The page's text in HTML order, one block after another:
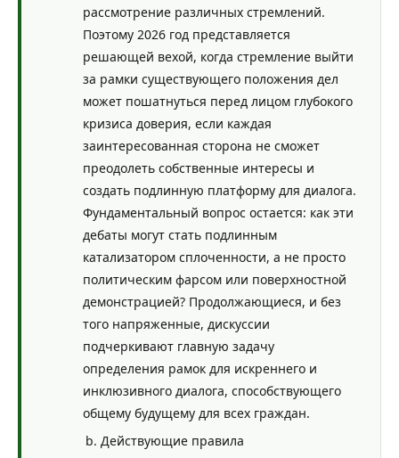
рассмотрение различных стремлений.
Поэтому 2026 год представляется
решающей вехой, когда стремление выйти
за рамки существующего положения дел
может пошатнуться перед лицом глубокого
кризиса доверия, если каждая
заинтересованная сторона не сможет
преодолеть собственные интересы и
создать подлинную платформу для диалога.
Фундаментальный вопрос остается: как эти
дебаты могут стать подлинным
катализатором сплоченности, а не просто
политическим фарсом или поверхностной
демонстрацией? Продолжающиеся, и без
того напряженные, дискуссии
подчеркивают главную задачу
определения рамок для искреннего и
инклюзивного диалога, способствующего
общему будущему для всех граждан.
Действующие правила